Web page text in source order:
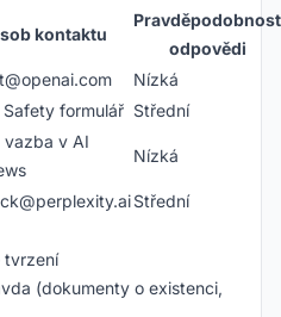
kontaktu
Pravděpodobnost
odpovědi
Nízká
Safety formulář Střední
vazba v AI
Nízká
Střední
tvrzení
(dokumenty o existenci,